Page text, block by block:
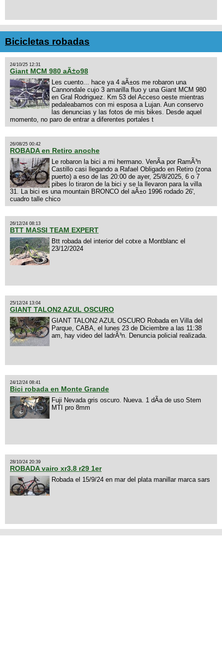
Bicicletas robadas
24/10/25 12:31
Giant MCM 980 aÃ±o98
Les cuento... hace ya 4 aÃ±os me robaron una
Cannondale cujo 3 amarilla fluo y una Giant MCM 980
en Gral Rodriguez. Km 53 del Acceso oeste mientras
pedaleabamos con mi esposa a Lujan. Aun conservo
las denuncias y las fotos de mis bikes. Desde aquel
momento, no paro de entrar a diferentes portales t
26/08/25 00:42
ROBADA en Retiro anoche
Le robaron la bici a mi hermano. VenÃ­a por RamÃ³n
Castillo casi llegando a Rafael Obligado en Retiro (zona
puerto) a eso de las 20:00 de ayer, 25/8/2025, 6 o 7
pibes lo tiraron de la bici y se la llevaron para la villa
31. La bici es una mountain BRONCO del aÃ±o 1996 rodado 26',
cuadro talle chico
26/12/24 08:13
BTT MASSI TEAM EXPERT
Btt robada del interior del cotxe a Montblanc el
23/12/2024
25/12/24 13:04
GIANT TALON2 AZUL OSCURO
GIANT TALON2 AZUL OSCURO Robada en Villa del
Parque, CABA, el lunes 23 de Diciembre a las 11:38
am, hay video del ladrÃ³n. Denuncia policial realizada.
24/12/24 08:41
Bici robada en Monte Grande
Fuji Nevada gris oscuro. Nueva. 1 dÃ­a de uso Stem
MTI pro 8mm
28/10/24 20:39
ROBADA vairo xr3.8 r29 1er
Robada el 15/9/24 en mar del plata manillar marca sars